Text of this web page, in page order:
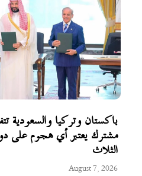
باكستان وتركيا والسعودية
مشترك يعتبر أي هجوم على
الثلاث
August 7, 2026